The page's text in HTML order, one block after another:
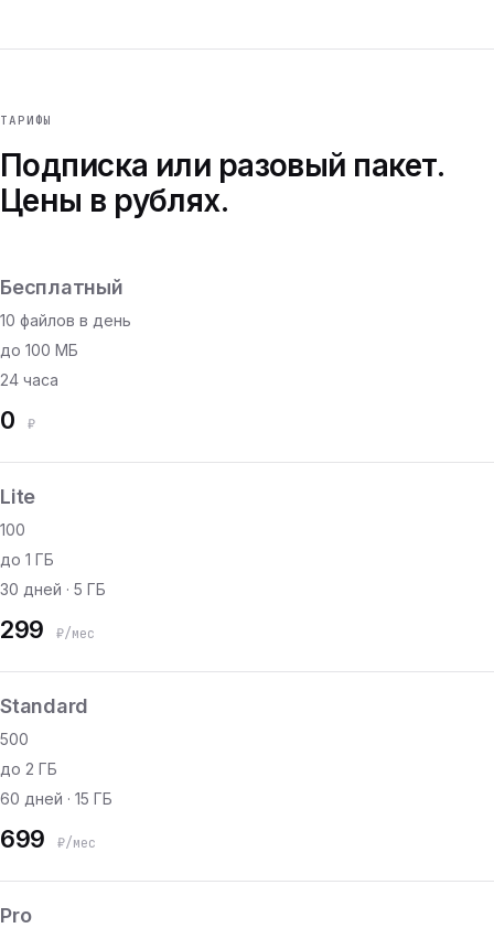
ТАРИФЫ
Подписка или разовый пакет.
Цены в рублях.
Бесплатный
10 файлов в день
до 100 МБ
24 часа
0 ₽
Lite
100
до 1 ГБ
30 дней · 5 ГБ
299 ₽/мес
Standard
500
до 2 ГБ
60 дней · 15 ГБ
699 ₽/мес
Pro